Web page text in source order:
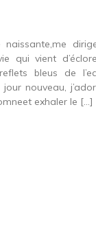
qui vient
bleus de
nouveau,
exhaler le […]